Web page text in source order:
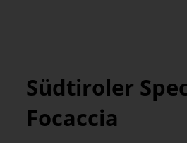
Südtiroler
Focaccia